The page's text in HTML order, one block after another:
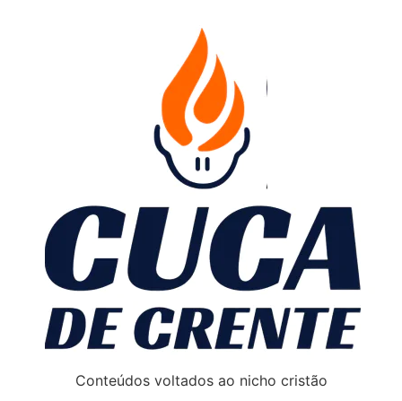
Conteúdos voltados ao nicho cristão